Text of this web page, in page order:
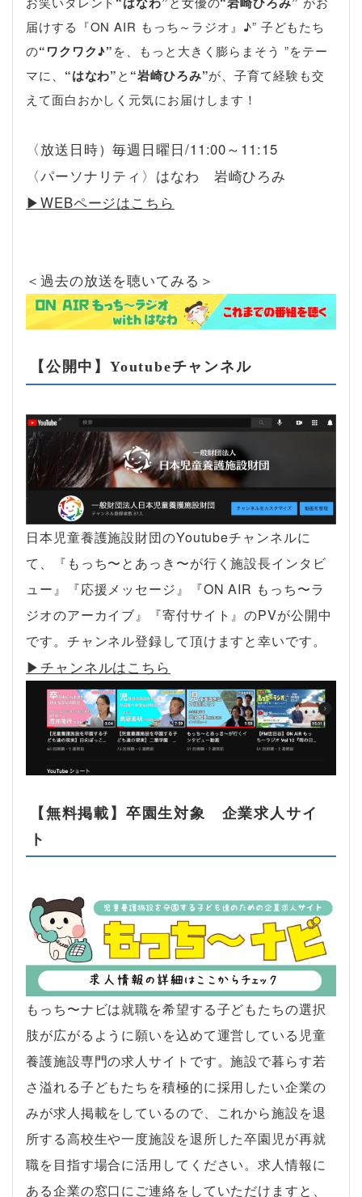
届けする『ON AIR もっち～ラジオ』♪” 子どもたち
の“ワクワク♪”を、もっと大きく膨らまそう ”をテー
マに、 “はなわ”と “岩崎ひろみ”が、子育て経験も交
えて面白おかしく元気にお届けします！
〈放送日時）毎週日曜日/11:00～11:15
〈パーソナリティ〉はなわ 岩崎ひろみ
▶︎WEBページはこちら
＜過去の放送を聴いてみる＞
【公開中】Youtubeチャンネル
日本児童養護施設財団のYoutubeチャンネルに
て、『もっち〜とあっき〜が行く施設長インタビ
ュー』『応援メッセージ』『ON AIR もっち〜ラ
ジオのアーカイブ』『寄付サイト』のPVが公開中
です。チャンネル登録して頂けますと幸いです。
▶︎チャンネルはこちら
【無料掲載】卒園生対象 企業求人サイ
ト
もっち〜ナビは就職を希望する子どもたちの選択
肢が広がるように願いを込めて運営している児童
養護施設専門の求人サイトです。施設で暮らす若
さ溢れる子どもたちを積極的に採用したい企業の
みが求人掲載をしているので、これから施設を退
所する高校生や一度施設を退所した卒園児が再就
職を目指す場合に活用してください。求人情報に
ある企業の窓口にご連絡をしていただけますと、